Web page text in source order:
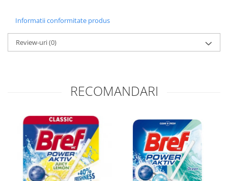
Informatii conformitate produs
Review-uri(0)
RECOMANDARI